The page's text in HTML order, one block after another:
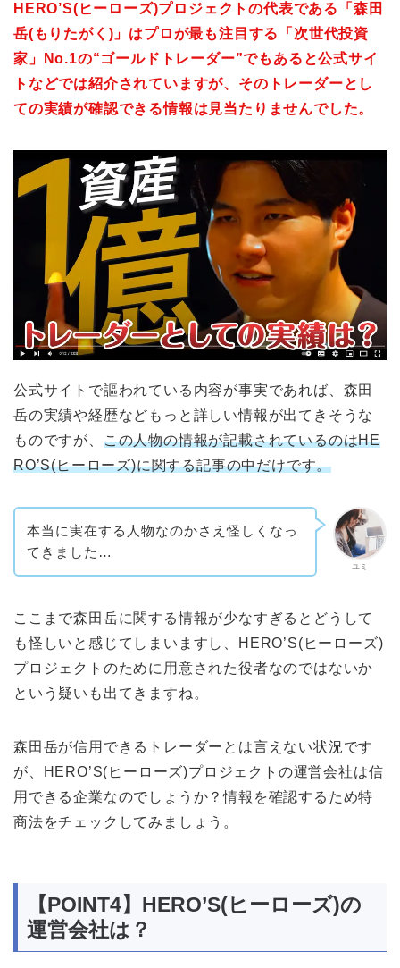
HERO’S(ヒーローズ)プロジェクトの代表である「森田
岳(もりたがく)」はプロが最も注目する「次世代投資
家」No.1の“ゴールドトレーダー”でもあると公式サイ
トなどでは紹介されていますが、そのトレーダーとし
ての実績が確認できる情報は見当たりませんでした。
公式サイトで謳われている内容が事実であれば、森田
岳の実績や経歴などもっと詳しい情報が出てきそうな
ものですが、 この人物の情報が記載されているのはHE
RO’S(ヒーローズ)に関する記事の中だけです。
ユミ
本当に実在する人物なのかさえ怪しくなっ
てきました…
ここまで森田岳に関する情報が少なすぎるとどうして
も怪しいと感じてしまいますし、HERO’S(ヒーローズ)
プロジェクトのために用意された役者なのではないか
という疑いも出てきますね。
森田岳が信用できるトレーダーとは言えない状況です
が、HERO’S(ヒーローズ)プロジェクトの運営会社は信
用できる企業なのでしょうか？情報を確認するため特
商法をチェックしてみましょう。
【POINT4】HERO’S(ヒーローズ)の
運営会社は？